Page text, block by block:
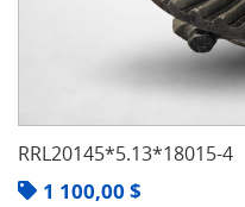
RRL20145*5.13*18015-4
1 100,00 $